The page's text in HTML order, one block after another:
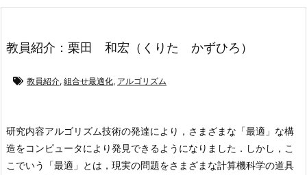
教員紹介：栗田 和宏（くりた かずひろ）
教員紹介, 組合せ最適化, アルゴリズム
研究内容アルゴリズム技術の発達により，さまざまな「最適」な構
造をコンピュータにより発見できるようになりました．しかし，こ
こでいう「最適」とは，現実の問題をさまざまな計算機科学の道具